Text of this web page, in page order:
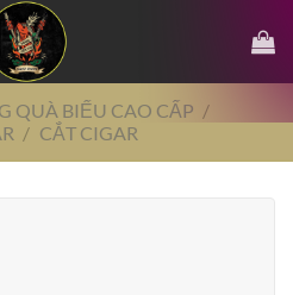
QUÀ BIẾU CAO CẤP /
/ CẮT CIGAR